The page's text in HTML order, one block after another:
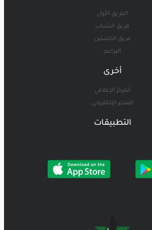
الفريق الأول
فريق الشباب
فريق الناشئين
البراعم
أخرى
المركز الإعلامي
المتجر الإلكتروني
التطبيقات